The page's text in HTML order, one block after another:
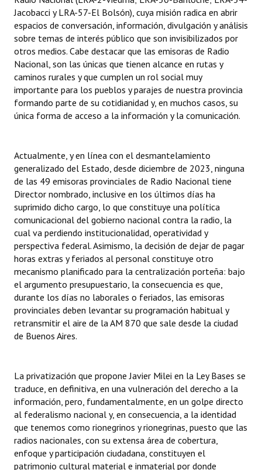
Noticias Destacadas
Registros y Distinciones
Datos Históricos
Premio al Mérito - Registro
Audiencias Públicas - Registro
Ciudadano Ilustre - Registro
Banca del Vecino - Registro
Huéspedes de Honor - Registro
Antiguos Pobladores - Registro
Reconocimientos - Registro
Bariloche, Municipio intercultural
Entrega de distinciones
REFORMA DE LA CARTA ORGÁNICA
Jacobacci y LRA-57-El Bolsón), cuya misión radica en abrir
espacios de conversación, información, divulgación y análisis
sobre temas de interés público que son invisibilizados por
otros medios. Cabe destacar que las emisoras de Radio
Nacional, son las únicas que tienen alcance en rutas y
caminos rurales y que cumplen un rol social muy
importante para los pueblos y parajes de nuestra provincia
formando parte de su cotidianidad y, en muchos casos, su
única forma de acceso a la información y la comunicación.
Actualmente, y en línea con el desmantelamiento
generalizado del Estado, desde diciembre de 2023, ninguna
de las 49 emisoras provinciales de Radio Nacional tiene
Director nombrado, inclusive en los últimos días ha
suprimido dicho cargo, lo que constituye una política
comunicacional del gobierno nacional contra la radio, la
cual va perdiendo institucionalidad, operatividad y
perspectiva federal. Asimismo, la decisión de dejar de pagar
horas extras y feriados al personal constituye otro
mecanismo planificado para la centralización porteña: bajo
el argumento presupuestario, la consecuencia es que,
durante los días no laborales o feriados, las emisoras
provinciales deben levantar su programación habitual y
retransmitir el aire de la AM 870 que sale desde la ciudad
de Buenos Aires.
La privatización que propone Javier Milei en la Ley Bases se
traduce, en definitiva, en una vulneración del derecho a la
información, pero, fundamentalmente, en un golpe directo
al federalismo nacional y, en consecuencia, a la identidad
que tenemos como rionegrinos y rionegrinas, puesto que las
radios nacionales, con su extensa área de cobertura,
enfoque y participación ciudadana, constituyen el
patrimonio cultural material e inmaterial por donde